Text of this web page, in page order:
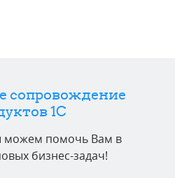
сопровождение
1C
можем помочь Вам в
бизнес-задач!